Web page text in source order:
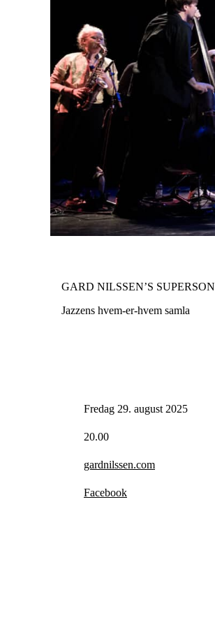
GARD NILSSEN’S
Jazzens hvem-er-hvem samla
Fredag 29. august 2025
20.00
gardnilssen.com
Facebook